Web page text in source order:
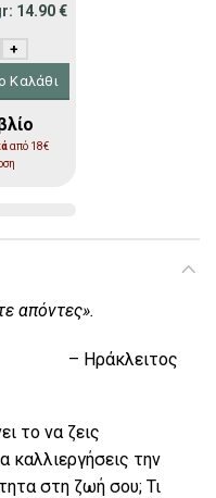
14.90€
Παρατηρητής ποσότητα
Καλάθι
από 18€
απόντες».
– Ηράκλειτος
το να ζεις
καλλιεργήσεις την
στη ζωή σου; Τι